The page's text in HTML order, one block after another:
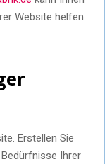
Website helfen.
Erstellen Sie
Ihrer